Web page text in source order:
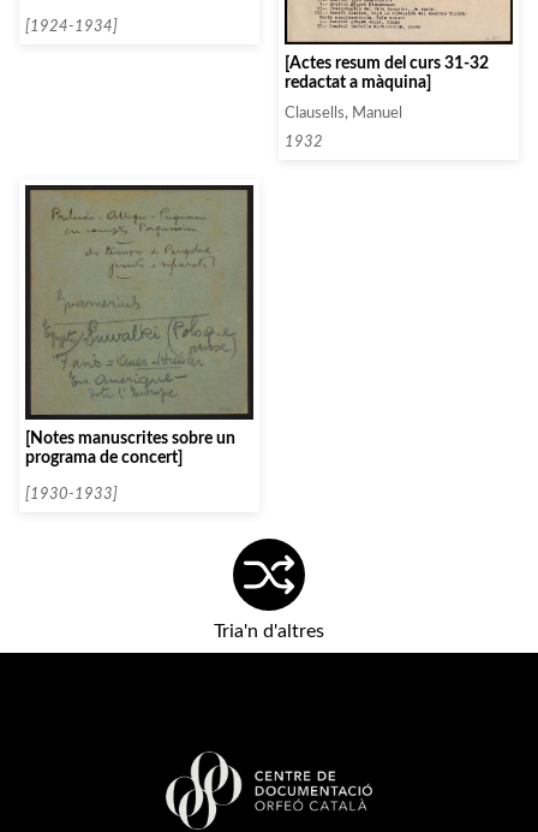
la lletra S]
[1924-1934]
[Actes resum del curs 31-32
redactat a màquina]
Clausells, Manuel
1932
[Notes manuscrites sobre un
programa de concert]
[1930-1933]
Tria'n d'altres